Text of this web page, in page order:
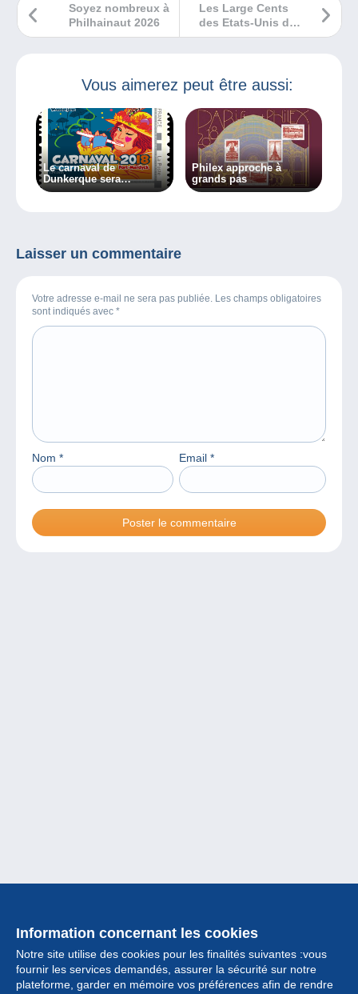
Les Large Cents
des Etats-Unis de
1793 à 1857
Soyez nombreux à
Philhainaut 2026
Vous aimerez peut être aussi:
Le carnaval de
Dunkerque sera
philatélique !
Philex approche à
grands pas
Laisser un commentaire
Votre adresse e-mail ne sera pas publiée. Les champs obligatoires
sont indiqués avec *
Nom * Email *
Information concernant les cookies
Notre site utilise des cookies pour les finalités suivantes :vous
fournir les services demandés, assurer la sécurité sur notre
plateforme, garder en mémoire vos préférences afin de rendre